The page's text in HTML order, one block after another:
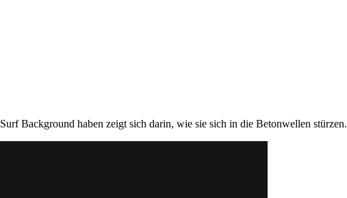
Surf Background haben zeigt sich darin, wie sie sich in die Betonwellen stürzen.